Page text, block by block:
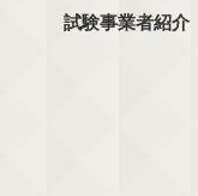
試験事業者紹介